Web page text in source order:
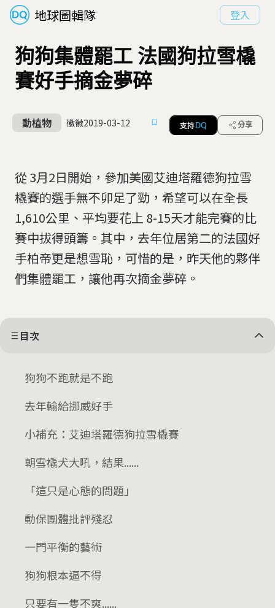
地球圖輯隊 登入
狗狗集體罷工 法國狗拉雪橇
賽好手摘金夢碎
動植物 徽徽2019-03-12 支持 DQ 分享
從 3月2日開始，參加美國艾迪塔羅德狗拉雪
橇賽的選手無不卯足了勁，希望可以在全長
1,610公里、平均要花上 8-15天才能完賽的比
賽中拔得頭籌。其中，去年位居第二的法國好
手柏帝更是想雪恥，可惜的是，昨天他的夥伴
們集體罷工，讓他再次摘金夢碎。
目次
狗狗不跑就是不跑
去年輸給挪威好手
小補充：艾迪塔羅德狗拉雪橇賽
朝雪橇犬大吼，結果......
「這只是心態的問題」
動保團體批評殘忍
一門平衡的藝術
狗狗根本逼不得
只要有一隻不爽......